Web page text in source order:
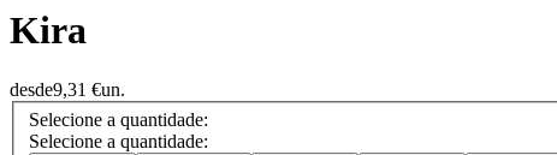
Kira
desde9,31 €un.
Selecione a quantidade:
Selecione a quantidade: